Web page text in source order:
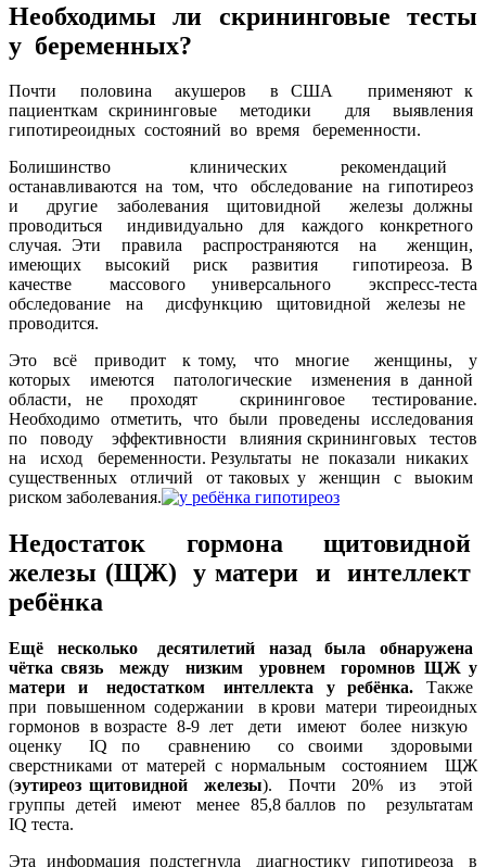
Необходимы ли скрининговые тесты
у беременных?
Почти половина акушеров в США применяют к
пациенткам скрининговые методики для выявления
гипотиреоидных состояний во время беременности.
Болишинство клинических рекомендаций
останавливаются на том, что обследование на гипотиреоз
и другие заболевания щитовидной железы должны
проводиться индивидуально для каждого конкретного
случая. Эти правила распространяются на женщин,
имеющих высокий риск развития гипотиреоза. В
качестве массового универсального экспресс-теста
обследование на дисфункцию щитовидной железы не
проводится.
Это всё приводит к тому, что многие женщины, у
которых имеются патологические изменения в данной
области, не проходят скрининговое тестирование.
Необходимо отметить, что были проведены исследования
по поводу эффективности влияния скрининговых тестов
на исход беременности. Результаты не показали никаких
существенных отличий от таковых у женщин с выоким
риском заболевания.
Недостаток гормона щитовидной
железы (ЩЖ) у матери и интеллект
ребёнка
Ещё несколько десятилетий назад была обнаружена
чётка связь между низким уровнем горомнов ЩЖ у
матери и недостатком интеллекта у ребёнка. Также
при повышенном содержании в крови матери тиреоидных
гормонов в возрасте 8-9 лет дети имеют более низкую
оценку IQ по сравнению со своими здоровыми
сверстниками от матерей с нормальным состоянием ЩЖ
(эутиреоз щитовидной железы). Почти 20% из этой
группы детей имеют менее 85,8 баллов по результатам
IQ теста.
Эта информация подстегнула диагностику гипотиреоза в